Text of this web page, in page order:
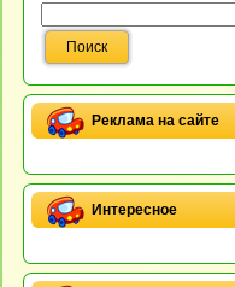
Реклама на сайте
Интересное